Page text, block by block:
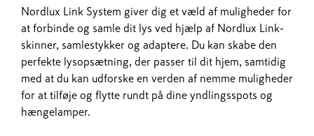
Nordlux Link System giver dig et væld af muligheder for
at forbinde og samle dit lys ved hjælp af Nordlux Link-
skinner, samlestykker og adaptere. Du kan skabe den
perfekte lysopsætning, der passer til dit hjem, samtidig
med at du kan udforske en verden af nemme muligheder
for at tilføje og flytte rundt på dine yndlingsspots og
hængelamper.